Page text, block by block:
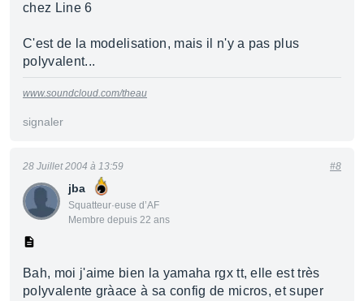
chez Line 6
C'est de la modelisation, mais il n'y a pas plus
polyvalent...
www.soundcloud.com/theau
signaler
jba
Squatteur·euse d’AF
Membre depuis 22 ans
28 Juillet 2004 à 13:59 #8
Bah, moi j'aime bien la yamaha rgx tt, elle est très
polyvalente gràace à sa config de micros, et super